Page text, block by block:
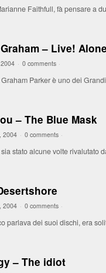
Faithfull, fà pensare a
– Live!
· 0 comments ·
Parker è uno dei
– The Blue Mask
2004 · 0 comments ·
stato alcune volte rivalutato
2004 · 0 comments ·
parlava dei suoi dischi, era
– The idiot